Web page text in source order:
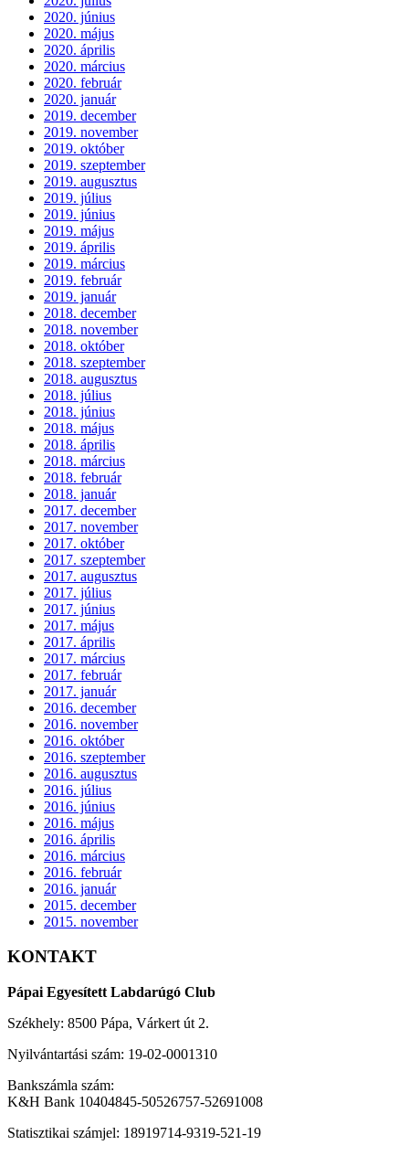
2020. június
2020. május
2020. április
2020. március
2020. február
2020. január
2019. december
2019. november
2019. október
2019. szeptember
2019. augusztus
2019. július
2019. június
2019. május
2019. április
2019. március
2019. február
2019. január
2018. december
2018. november
2018. október
2018. szeptember
2018. augusztus
2018. július
2018. június
2018. május
2018. április
2018. március
2018. február
2018. január
2017. december
2017. november
2017. október
2017. szeptember
2017. augusztus
2017. július
2017. június
2017. május
2017. április
2017. március
2017. február
2017. január
2016. december
2016. november
2016. október
2016. szeptember
2016. augusztus
2016. július
2016. június
2016. május
2016. április
2016. március
2016. február
2016. január
2015. december
2015. november
KONTAKT
Pápai Egyesített Labdarúgó Club
Székhely: 8500 Pápa, Várkert út 2.
Nyilvántartási szám: 19-02-0001310
Bankszámla szám:
K&H Bank 10404845-50526757-52691008
Statisztikai számjel: 18919714-9319-521-19